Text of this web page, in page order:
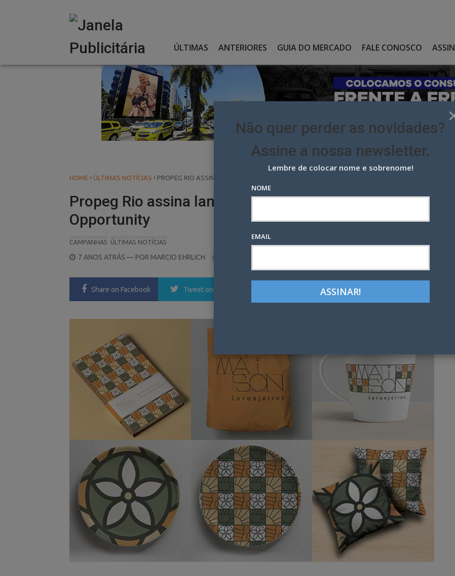
ÚLTIMAS ANTERIORES GUIA DO MERCADO FALE CONOSCO
HOME › ÚLTIMAS NOTÍCIAS › PROPEG RIO ASSINA LANÇAMENTO IMOBILIÁRIO PARA O OPPORTUNITY
Propeg Rio assina lançamento imobiliário para o
Opportunity
CAMPANHAS ÚLTIMAS NOTÍCIAS
POSTED
7 ANOS ATRÁS — POR MARCIO EHRLICH
Share on Facebook Tweet on Twitter LinkedIn Pinterest
Não quer perder as novidades?
Assine a nossa newsletter.
Lembre de colocar nome e sobrenome!
NOME
EMAIL